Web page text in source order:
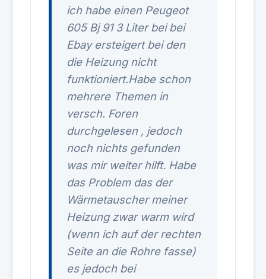
ich habe einen Peugeot
605 Bj 91 3 Liter bei bei
Ebay ersteigert bei den
die Heizung nicht
funktioniert.Habe schon
mehrere Themen in
versch. Foren
durchgelesen , jedoch
noch nichts gefunden
was mir weiter hilft. Habe
das Problem das der
Wärmetauscher meiner
Heizung zwar warm wird
(wenn ich auf der rechten
Seite an die Rohre fasse)
es jedoch bei